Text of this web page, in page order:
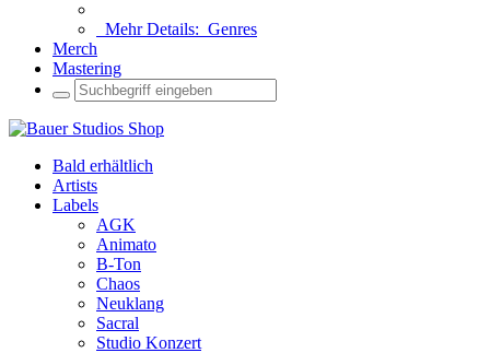
Mehr Details: Genres
Merch
Mastering
Bald erhältlich
Artists
Labels
AGK
Animato
B-Ton
Chaos
Neuklang
Sacral
Studio Konzert